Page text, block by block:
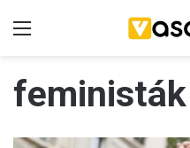
feministák